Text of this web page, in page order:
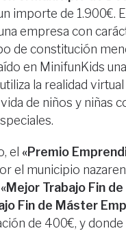
importe de 1.900€.
empresa con
de constitución
en MinifunKids
la realidad
vida de niños y niñas
el«Premio
el municipio
«Mejor Trabajo Fin de
Fin de Máster
de 400€, y